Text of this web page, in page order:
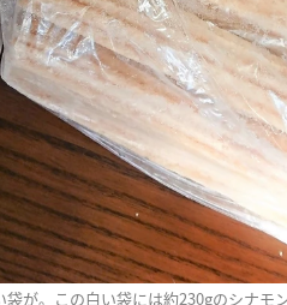
が。この白い袋には約230gのシナモ